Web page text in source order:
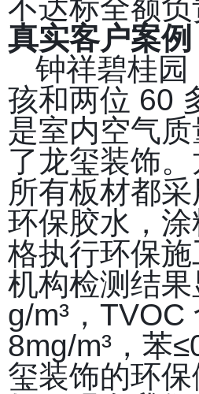
不达标全额负
真实客户案例
钟祥碧桂园
孩和两位 60
是室内空气
了龙玺装饰
所有板材都
环保胶水，
格执行环保
机构检测结
g/m³，
8mg/m³，苯
玺装饰的环